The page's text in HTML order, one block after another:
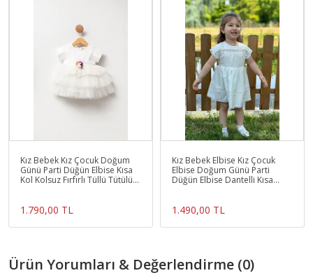
Kız Bebek Kız Çocuk Doğum
Günü Parti Düğün Elbise Kısa
Kol Kolsuz Fırfırlı Tüllü Tütülü
1.790,00 TL
Kız Bebek Elbise Kız Çocuk
Elbise Doğum Günü Parti
Düğün Elbise Dantelli Kısa
1.490,00 TL
Ürün Yorumları & Değerlendirme (0)